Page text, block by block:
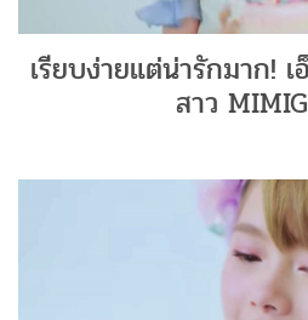
เรียบง่ายแต่น่ารักมาก!
สาว